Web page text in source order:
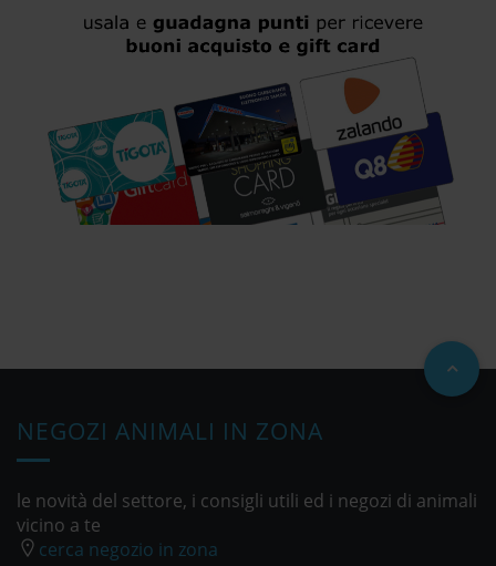
NEGOZI ANIMALI IN ZONA
le novità del settore, i consigli utili ed i negozi di animali
vicino a te
cerca negozio in zona